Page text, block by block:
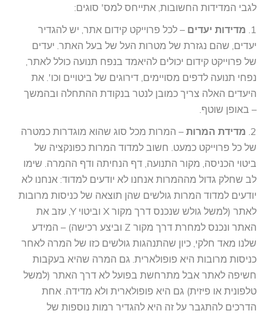
לגבי המדידות החשובות, אתייחס למס' סוגים:
1. מדידות יעדים – לכל פרוייקט קידום אתר, יש להגדיר
יעדים, שהם נגזרת של מטרות העל של בעל האתר. יעדים
של פרוייקט קידום יכולים להיאמד בנפח תנועה כולל לאתר,
נפחי תנועה לדפים מסויימים, דירוגים של ביטויים וכו'. את
היעדים האלה צריך כמובן לנטר בנקודת ההתחלה ובהמשך
– באופן שוטף.
2. מדידת המרות – המרות מכל סוג שהוא מוגדרות כמטרה
של כל פרוייקט כמעט. חשוב למדוד המרות כפונקציה של
ביטוי הכניסה, מקור התנועה, דף הנחיתה ודף ההמרה. שימו
לב שחלק גדול מההמרות אנחנו לא יודעים למדוד: אנחנו לא
יודעים למדוד המרות גולשים שהן תוצאה של כניסות מרובות
לאתר (למשל גולש שנכנס דרך מקור X וביטוי Y, עזב את
האתר ונכנס למחרת דרך מקור Z וביצע רכישה) – המידע
שלנו מאד חלקי, כיון שהתנהגות גולשים כזו של המרה לאחר
כניסות מרובות היא פופולארית. גם המרה שהיא בעקבות
חשיפה לאתר אבל מתרחשת בפועל לא דרך האתר (למשל
טלפונית או פיזית) גם היא פופולארית ולא מדידה. אחת
הדרכים להתגבר על זה היא להגדיר רמות נוספות של